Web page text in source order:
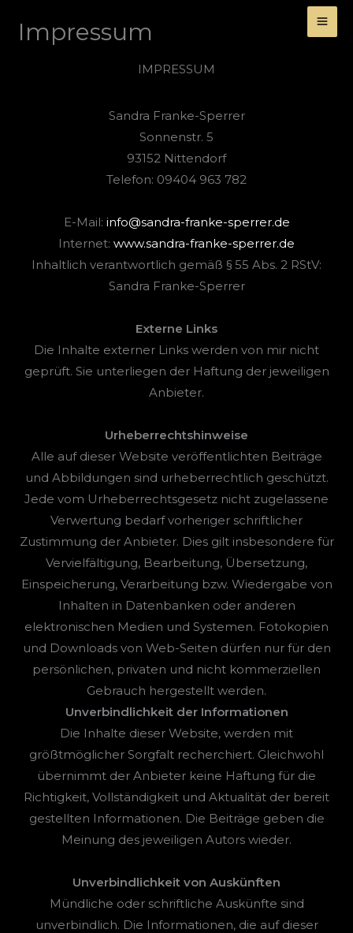
InhaltImpressum
IMPRESSUM
Sandra Franke-Sperrer
Sonnenstr. 5
93152 Nittendorf
Telefon: 09404 963 782
E-Mail: info@sandra-franke-sperrer.de
Internet: www.sandra-franke-sperrer.de
Inhaltlich verantwortlich gemäß § 55 Abs. 2 RStV:
Sandra Franke-Sperrer
Externe Links
Die Inhalte externer Links werden von mir nicht
geprüft. Sie unterliegen der Haftung der jeweiligen
Anbieter.
Urheberrechtshinweise
Alle auf dieser Website veröffentlichten Beiträge
und Abbildungen sind urheberrechtlich geschützt.
Jede vom Urheberrechtsgesetz nicht zugelassene
Verwertung bedarf vorheriger schriftlicher
Zustimmung der Anbieter. Dies gilt insbesondere für
Vervielfältigung, Bearbeitung, Übersetzung,
Einspeicherung, Verarbeitung bzw. Wiedergabe von
Inhalten in Datenbanken oder anderen
elektronischen Medien und Systemen. Fotokopien
und Downloads von Web-Seiten dürfen nur für den
persönlichen, privaten und nicht kommerziellen
Gebrauch hergestellt werden.
Unverbindlichkeit der Informationen
Die Inhalte dieser Website, werden mit
größtmöglicher Sorgfalt recherchiert. Gleichwohl
übernimmt der Anbieter keine Haftung für die
Richtigkeit, Vollständigkeit und Aktualität der bereit
gestellten Informationen. Die Beiträge geben die
Meinung des jeweiligen Autors wieder.
Unverbindlichkeit von Auskünften
Mündliche oder schriftliche Auskünfte sind
unverbindlich. Die Informationen, die auf dieser